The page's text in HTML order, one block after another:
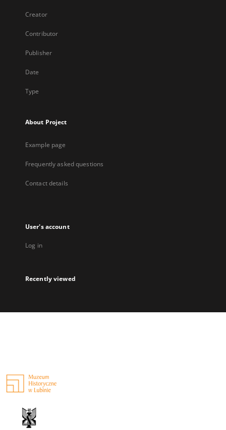
Creator
Contributor
Publisher
Date
Type
About Project
Example page
Frequently asked questions
Contact details
User's account
Log in
Recently viewed